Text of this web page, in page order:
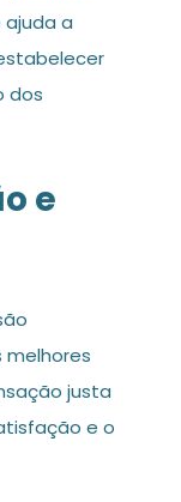
a
dos
e
justa
e o